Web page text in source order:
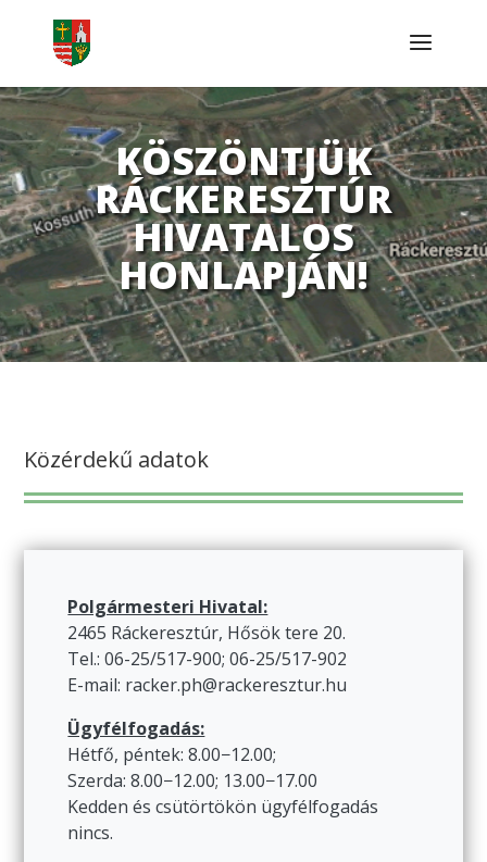
KÖSZÖNTJÜK
RÁCKERESZTÚR
HIVATALOS
HONLAPJÁN!
Közérdekű adatok
Polgármesteri Hivatal:
2465 Ráckeresztúr, Hősök tere 20.
Tel.: 06-25/517-900; 06-25/517-902
E-mail: racker.ph@rackeresztur.hu
Ügyfélfogadás:
Hétfő, péntek: 8.00−12.00;
Szerda: 8.00−12.00; 13.00−17.00
Kedden és csütörtökön ügyfélfogadás
nincs.